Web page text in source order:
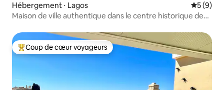
Hébergement ⋅ Lagos
5 (9)
Maison de ville authentique dans le centre historique de
Coups de cœur voyageurs les plus appréciés
Coup de cœur voyageurs